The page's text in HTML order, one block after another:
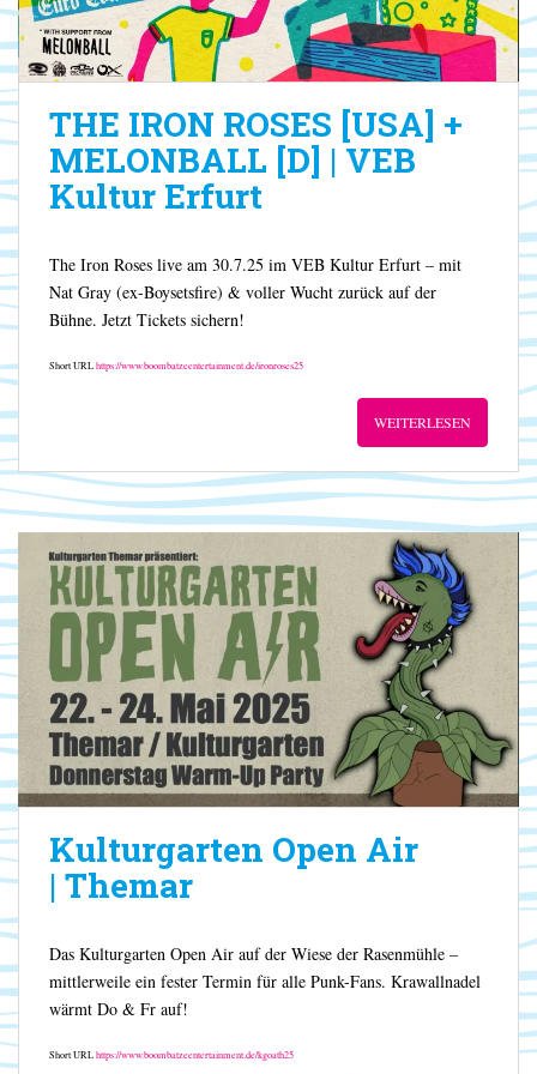
THE IRON ROSES [USA] +
MELONBALL [D] | VEB
Kultur Erfurt
The Iron Roses live am 30.7.25 im VEB Kultur Erfurt – mit
Nat Gray (ex-Boysetsfire) & voller Wucht zurück auf der
Bühne. Jetzt Tickets sichern!
Short URLhttps://www.boombatzeentertainment.de/ironroses25
WEITERLESEN
Kulturgarten Open Air
| Themar
Das Kulturgarten Open Air auf der Wiese der Rasenmühle –
mittlerweile ein fester Termin für alle Punk-Fans. Krawallnadel
wärmt Do & Fr auf!
Short URLhttps://www.boombatzeentertainment.de/kgoath25